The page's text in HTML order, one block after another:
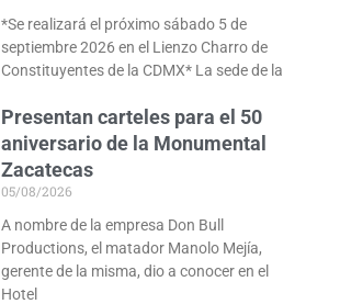
*Se realizará el próximo sábado 5 de
septiembre 2026 en el Lienzo Charro de
Constituyentes de la CDMX* La sede de la
Presentan carteles para el 50
aniversario de la Monumental
Zacatecas
05/08/2026
A nombre de la empresa Don Bull
Productions, el matador Manolo Mejía,
gerente de la misma, dio a conocer en el
Hotel